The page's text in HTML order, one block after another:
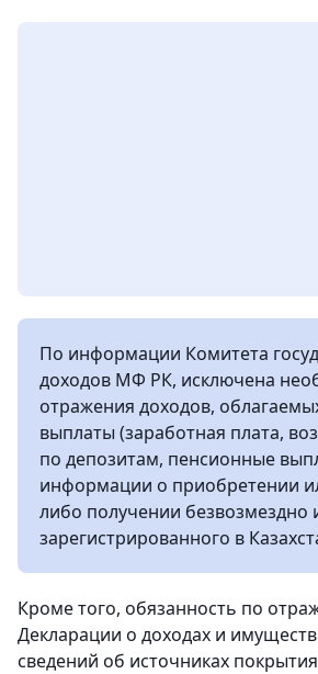
По информации Комитета
доходов МФ РК, исключена
отражения доходов,
выплаты (заработная плата,
по депозитам, пенсионные
информации о приобретении
либо получении безвозмездно
зарегистрированного в
Кроме того, обязанность по
Декларации о доходах и
сведений об источниках